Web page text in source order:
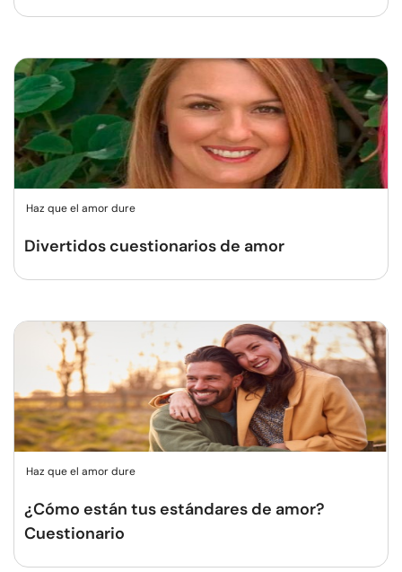
Haz que el amor dure
Divertidos cuestionarios de amor
Haz que el amor dure
¿Cómo están tus estándares de amor?
Cuestionario